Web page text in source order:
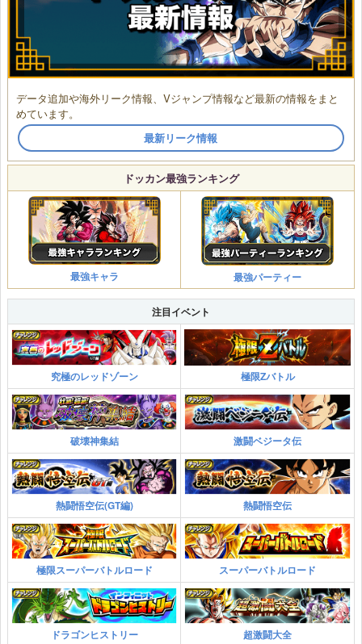
データ追加や海外リーク情報、Vジャンプ情報など最新の情報をまと
めています。
最新リーク情報
ドッカン最強ランキング
最強キャラ 最強パーティー
注目イベント
究極のレッドゾーン 極限Zバトル
破壊神集結 激闘ベジータ伝
熱闘悟空伝(GT編) 熱闘悟空伝
極限スーパーバトルロード スーパーバトルロード
ドラゴンヒストリー 超激闘大全